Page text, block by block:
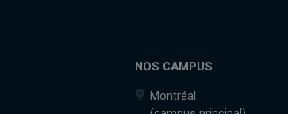
NOS CAMPUS
Montréal